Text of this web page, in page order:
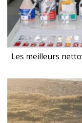
Les meilleurs